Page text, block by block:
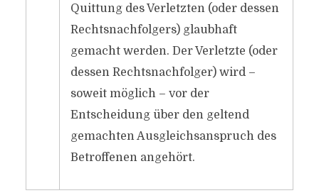
Quittung des Verletzten (oder dessen
Rechtsnachfolgers) glaubhaft
gemacht werden. Der Verletzte (oder
dessen Rechtsnachfolger) wird –
soweit möglich – vor der
Entscheidung über den geltend
gemachten Ausgleichsanspruch des
Betroffenen angehört.